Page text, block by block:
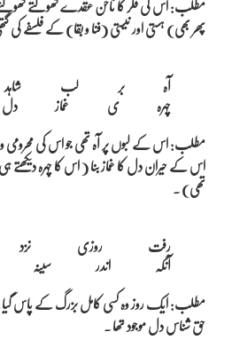
پھر بھی) ہستی اور نیستی (فنا و بقا) کے فلسفے کی
آہ بر لب شاہد
مطلب: اس کے لبوں پر آہ تھی جو اس کی محرومی و
اس کے حیران دل کا غماز بنا ( اس کا چہرہ دیکھتے
تھی) ۔
رفت روزی نزد
آنکہ اندر سینہ پروردی دلی
مطلب: ایک روز وہ کسی کامل بزرگ کے پاس
حق شناس دل موجود تھا ۔